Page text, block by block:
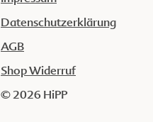
Datenschutzerklärung
AGB
Shop Widerruf
© 2026 HiPP